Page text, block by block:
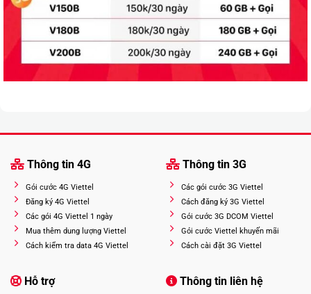
Thông tin 4G
Gói cước 4G Viettel
Đăng ký 4G Viettel
Các gói 4G Viettel 1 ngày
Mua thêm dung lượng Viettel
Cách kiểm tra data 4G Viettel
Thông tin 3G
Các gói cước 3G Viettel
Cách đăng ký 3G Viettel
Gói cước 3G DCOM Viettel
Gói cước Viettel khuyến mãi
Cách cài đặt 3G Viettel
Hỗ trợ Thông tin liên hệ